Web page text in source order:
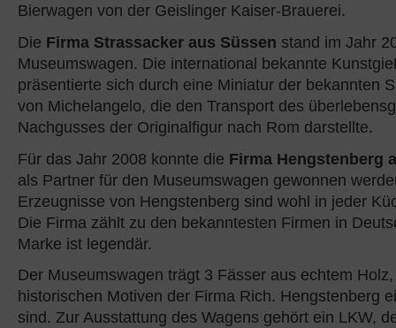
Bierwagen von der Geislinger Kaiser-Brauerei.
Die Firma Strassacker aus Süssen stand im Jahr
Museumswagen. Die international bekannte
präsentierte sich durch eine Miniatur der bekannten
von Michelangelo, die den Transport des
Nachgusses der Originalfigur nach Rom darstellte.
Für das Jahr 2008 konnte die Firma Hengstenberg
als Partner für den Museumswagen gewonnen
Erzeugnisse von Hengstenberg sind wohl in jeder
Die Firma zählt zu den bekanntesten Firmen in
Marke ist legendär.
Der Museumswagen trägt 3 Fässer aus echtem
historischen Motiven der Firma Rich. Hengstenberg
sind. Zur Ausstattung des Wagens gehört ein LKW,